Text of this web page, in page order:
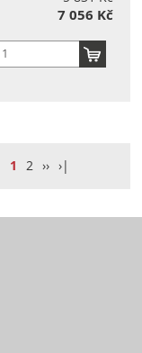
7 056 Kč
1 2 ›› ›|